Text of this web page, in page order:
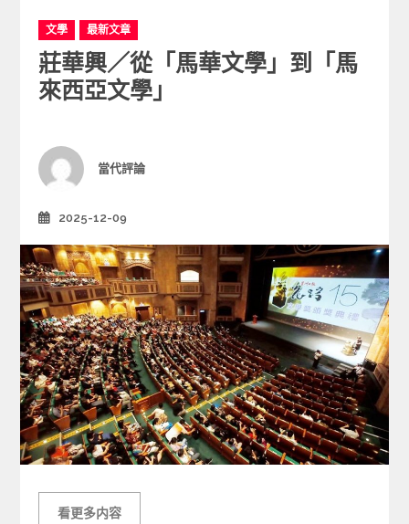
C
a
t
e
g
i
e
文學 最新文章
莊華興／從「馬華文學」到「馬
來西亞文學」
Author
當代評論
2025-12-09
看更多内容